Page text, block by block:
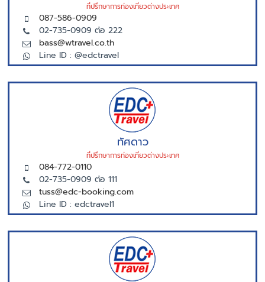
ที่ปรึกษาการท่องเที่ยวต่างประเทศ
087-586-0909
02-735-0909 ต่อ 222
bass@wtravel.co.th
Line ID : @edctravel
ทัศดาว
ที่ปรึกษาการท่องเที่ยวต่างประเทศ
084-772-0110
02-735-0909 ต่อ 111
tuss@edc-booking.com
Line ID : edctravel1